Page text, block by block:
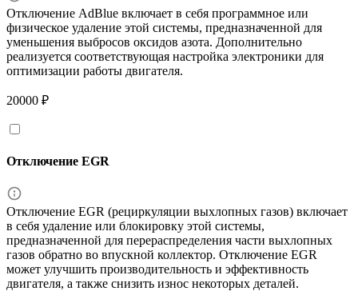
Отключение AdBlue включает в себя программное или
физическое удаление этой системы, предназначенной для
уменьшения выбросов оксидов азота. Дополнительно
реализуется соответствующая настройка электроники для
оптимизации работы двигателя.
20000 ₽
Отключение EGR
Отключение EGR (рециркуляции выхлопных газов) включает
в себя удаление или блокировку этой системы,
предназначенной для перераспределения части выхлопных
газов обратно во впускной коллектор. Отключение EGR
может улучшить производительность и эффективность
двигателя, а также снизить износ некоторых деталей.